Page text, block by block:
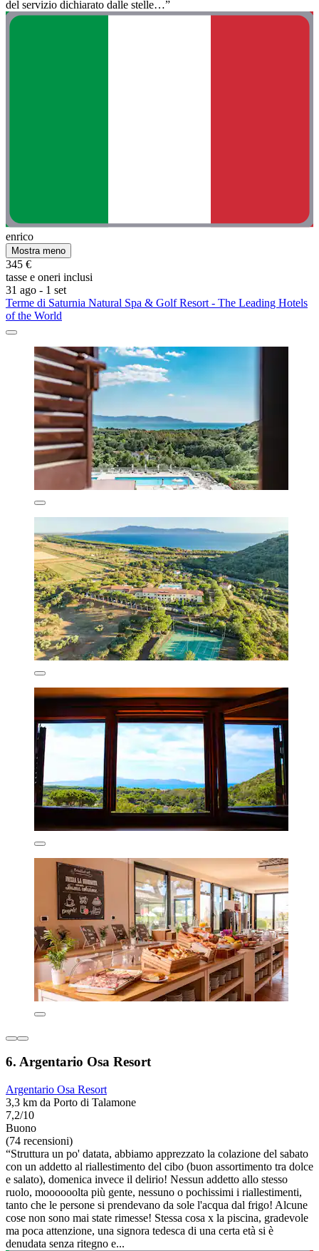
del servizio dichiarato dalle stelle…”
enrico
Mostra meno
345 €
tasse e oneri inclusi
31 ago - 1 set
Terme di Saturnia Natural Spa & Golf Resort - The Leading Hotels
of the World
6. Argentario Osa Resort
Argentario Osa Resort
3,3 km da Porto di Talamone
7,2/10
Buono
(74 recensioni)
“Struttura un po' datata, abbiamo apprezzato la colazione del sabato
con un addetto al riallestimento del cibo (buon assortimento tra dolce
e salato), domenica invece il delirio! Nessun addetto allo stesso
ruolo, moooooolta più gente, nessuno o pochissimi i riallestimenti,
tanto che le persone si prendevano da sole l'acqua dal frigo! Alcune
cose non sono mai state rimesse! Stessa cosa x la piscina, gradevole
ma poca attenzione, una signora tedesca di una certa età si è
denudata senza ritegno e...